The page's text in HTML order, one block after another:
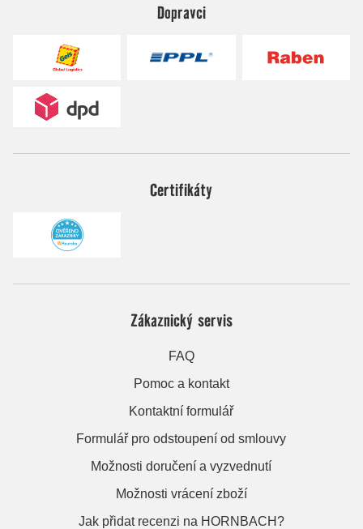
Dopravci
Certifikáty
Zákaznický servis
FAQ
Pomoc a kontakt
Kontaktní formulář
Formulář pro odstoupení od smlouvy
Možnosti doručení a vyzvednutí
Možnosti vrácení zboží
Jak přidat recenzi na HORNBACH?